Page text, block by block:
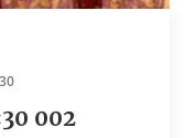
002